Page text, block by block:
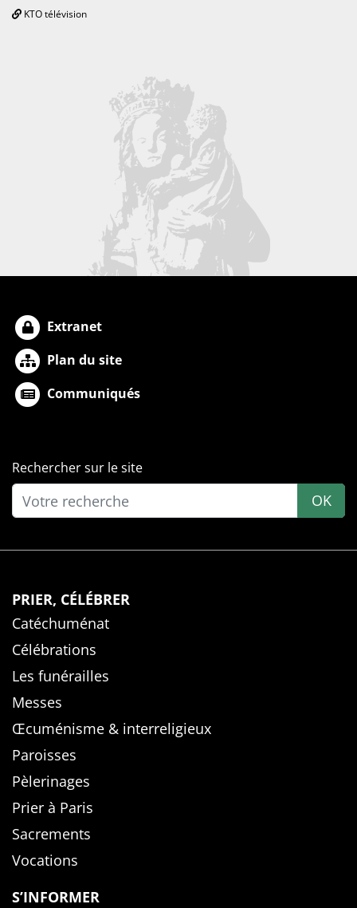
KTO télévision
Extranet
Plan du site
Communiqués
Rechercher sur le site
OK
PRIER, CÉLÉBRER
Catéchuménat
Célébrations
Les funérailles
Messes
Œcuménisme & interreligieux
Paroisses
Pèlerinages
Prier à Paris
Sacrements
Vocations
S’INFORMER